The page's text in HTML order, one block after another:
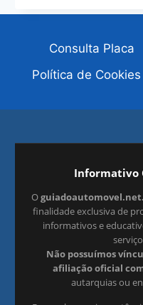
Consulta Placa
Política de Cookies
Informativo
O
finalidade exclusiva de
informativos e
Não possuímos
afiliação oficial
autarquias ou